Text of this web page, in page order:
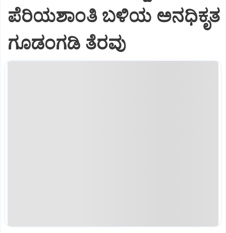
ಪೆರಿಯಶಾಂತಿ ಬಳಿಯ ಅನಧಿಕೃತ
ಗೂಡಂಗಡಿ ತೆರವು